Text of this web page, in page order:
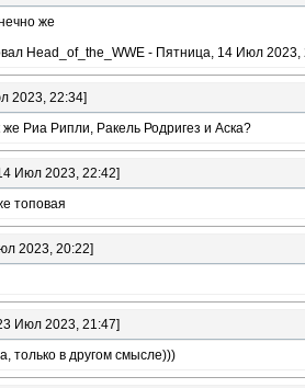
же
Head_of_the_WWE - Пятница, 14 Июл 2023,
2023, 22:34]
же Риа Рипли, Ракель Родригез и Аска?
Июл 2023, 22:42]
топовая
2023, 20:22]
Июл 2023, 21:47]
только в другом смысле)))